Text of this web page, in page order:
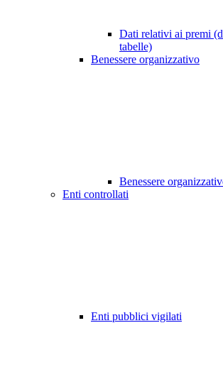
Dati relativi ai premi
tabelle)
Benessere organizzativo
Benessere
Enti controllati
Enti pubblici vigilati